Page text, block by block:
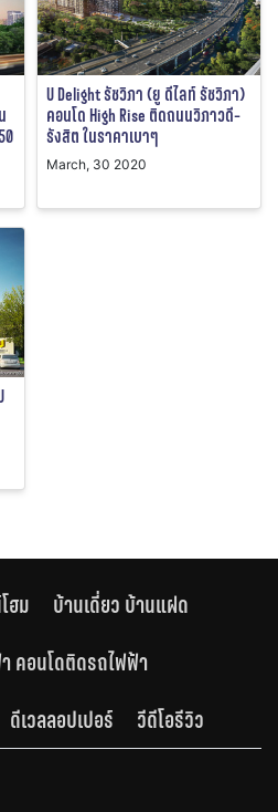
U Delight รัชวิภา (ยู ดีไลท์ รัชวิภา)
คอนโด High Rise ติดถนนวิภาวดี-
รังสิต ในราคาเบาๆ
March, 30 2020
ฮม
บ้านเดี่ยว บ้านแฝด
คอนโดติดรถไฟฟ้า
ดีเวลลอปเปอร์ วีดีโอรีวิว